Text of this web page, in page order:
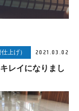
上げ） 2021.03.02
レイになりまし